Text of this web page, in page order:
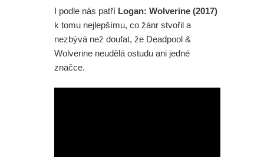
I podle nás patří Logan: Wolverine (2017)
k tomu nejlepšímu, co žánr stvořil a
nezbývá než doufat, že Deadpool &
Wolverine neudělá ostudu ani jedné
značce.